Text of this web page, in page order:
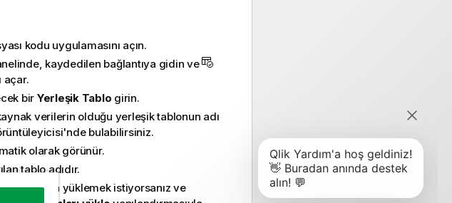
kodu uygulamasını açın.
kaydedilen bağlantıya gidin ve
açar.
bir Yerleşik Tablo girin.
verilerin olduğu yerleşik tablonun adı
'nde bulabilirsiniz.
olarak görünür.
tablo adıdır.
yüklemek istiyorsanız ve